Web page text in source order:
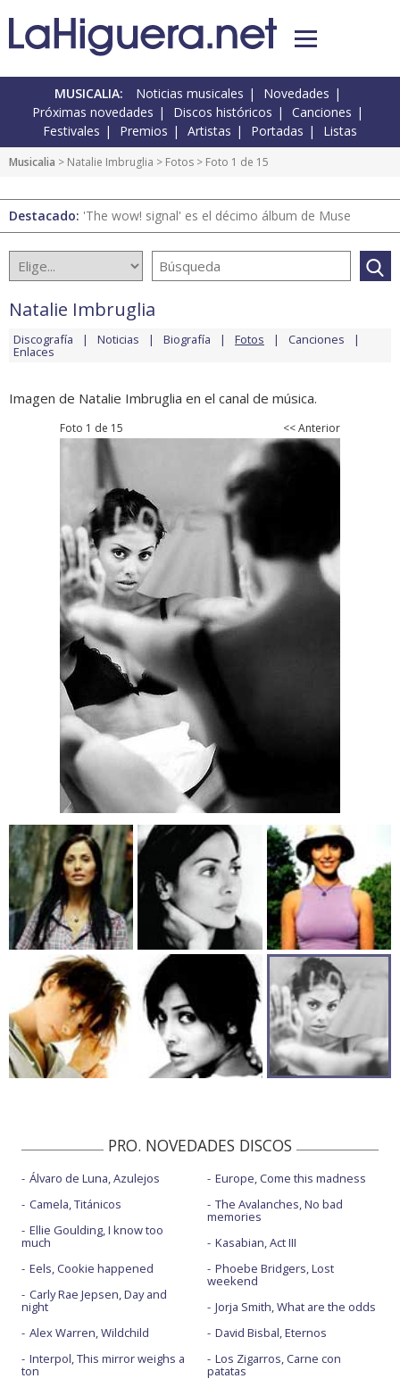
MUSICALIA: Noticias musicales
Novedades
Próximas novedades
Discos históricos
Canciones
Festivales
Premios Artistas Portadas Listas
Musicalia > Natalie Imbruglia > Fotos > Foto 1 de 15
Destacado: 'The wow! signal' es el décimo álbum de Muse
Natalie Imbruglia
Discografía Noticias Biografía Fotos Canciones
Enlaces
Imagen de Natalie Imbruglia en el canal de música.
Foto 1 de 15 << Anterior
PRO. NOVEDADES DISCOS
Álvaro de Luna, Azulejos
Camela, Titánicos
Ellie Goulding, I know too
much
Eels, Cookie happened
Carly Rae Jepsen, Day and
night
Alex Warren, Wildchild
Interpol, This mirror weighs a
ton
Europe, Come this madness
The Avalanches, No bad
memories
Kasabian, Act III
Phoebe Bridgers, Lost
weekend
Jorja Smith, What are the odds
David Bisbal, Eternos
Los Zigarros, Carne con
patatas